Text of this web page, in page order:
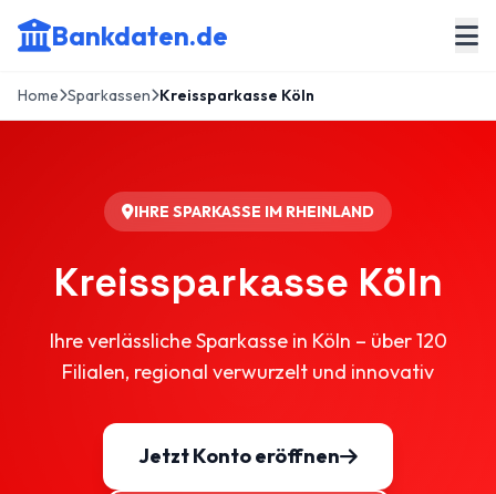
Bankdaten.de
Home Sparkassen Kreissparkasse Köln
IHRE SPARKASSE IM RHEINLAND
Kreissparkasse Köln
Ihre verlässliche Sparkasse in Köln – über 120
Filialen, regional verwurzelt und innovativ
Jetzt Konto eröffnen